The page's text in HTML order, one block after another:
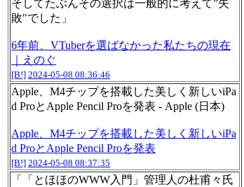
そしてたぶんその選択は一般的に考えて”失
敗"でした」
6年前、VTuberを選ばなかった私たちの現在
｜えのぐ
[B!] 2024-05-08 08:36:46
Apple、M4チップを搭載した美しく新しいiPa
d ProとApple Pencil Proを発表 - Apple (日本)
Apple、M4チップを搭載した美しく新しいiPa
d ProとApple Pencil Proを発表
[B!] 2024-05-08 08:37:35
「「とほほのWWW入門」管理人の杜甫々氏